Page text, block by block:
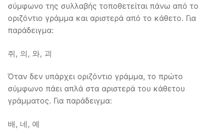
σύμφωνο της συλλαβής τοποθετείται πάνω από το
οριζόντιο γράμμα και αριστερά από το κάθετο. Για
παράδειγμα:
쥐, 의, 와, 괴
Όταν δεν υπάρχει οριζόντιο γράμμα, το πρώτο
σύμφωνο πάει απλά στα αριστερά του κάθετου
γράμματος. Για παράδειγμα:
배, 네, 예